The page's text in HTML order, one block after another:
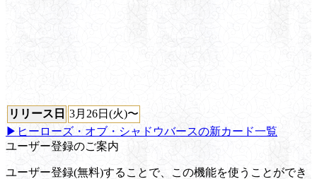
リリース日 3月26日(火)〜
▶ヒーローズ・オブ・シャドウバースの新カード一覧
ユーザー登録のご案内
ユーザー登録(無料)することで、この機能を使うことができ